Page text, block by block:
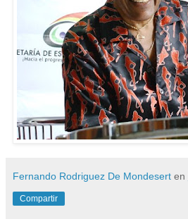
Fernando Rodriguez De Mondesert en
Compartir